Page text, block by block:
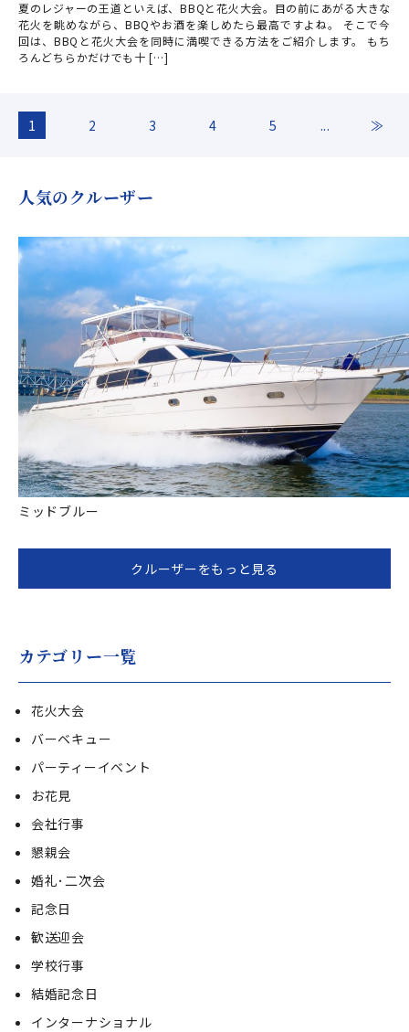
夏のレジャーの王道といえば、BBQと花火大会。目の前にあがる大きな
花火を眺めながら、BBQやお酒を楽しめたら最高ですよね。 そこで今
回は、BBQと花火大会を同時に満喫できる方法をご紹介します。 もち
ろんどちらかだけでも十 […]
1 2 3 4 5 ... ≫
人気のクルーザー
ミッドブルー
クルーザーをもっと見る
カテゴリー一覧
花火大会
バーベキュー
パーティーイベント
お花見
会社行事
懇親会
婚礼･二次会
記念日
歓送迎会
学校行事
結婚記念日
インターナショナル